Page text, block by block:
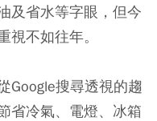
及省水等字眼，但今
不如往年。
Google搜尋透視的趨
省冷氣、電燈、冰箱